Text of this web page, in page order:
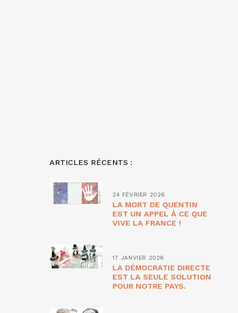
ARTICLES RÉCENTS :
24 FÉVRIER 2026
LA MORT DE QUENTIN
EST UN APPEL À CE QUE
VIVE LA FRANCE !
17 JANVIER 2026
LA DÉMOCRATIE DIRECTE
EST LA SEULE SOLUTION
POUR NOTRE PAYS.